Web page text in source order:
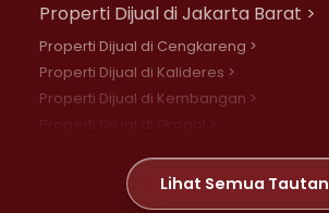
Properti Dijual di Jakarta Barat >
Properti Dijual di Cengkareng >
Properti Dijual di Kalideres >
Properti Dijual di Kembangan >
Properti Dijual di Meruya >
Properti Dijual di Jelambar >
Lihat Semua Tautan